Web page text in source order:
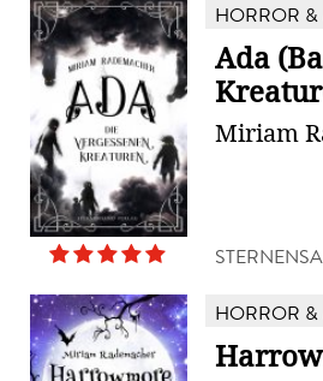
HORROR &
Ada
Miriam
HORROR &